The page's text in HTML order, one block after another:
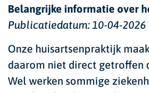
Belangrijke informatie over
Publicatiedatum:10-04-2026
Onze huisartsenpraktijk
daarom niet direct getroffen
Wel werken sommige